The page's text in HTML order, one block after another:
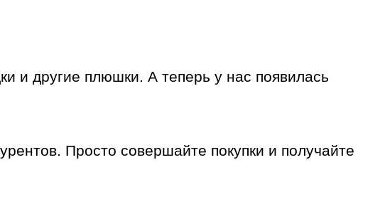
и другие плюшки. А теперь у нас появилась
Просто совершайте покупки и получайте